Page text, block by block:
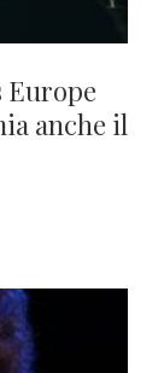
Europe
anche il